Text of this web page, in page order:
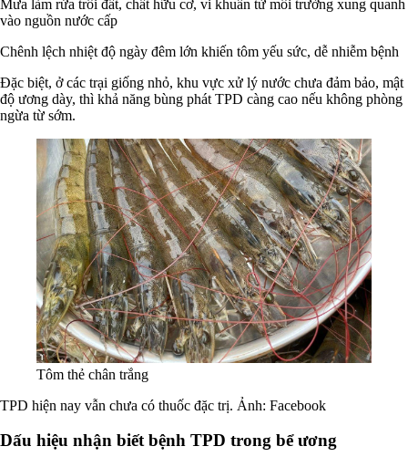
Mưa làm rửa trôi đất, chất hữu cơ, vi khuẩn từ môi trường xung quanh
vào nguồn nước cấp
Chênh lệch nhiệt độ ngày đêm lớn khiến tôm yếu sức, dễ nhiễm bệnh
Đặc biệt, ở các trại giống nhỏ, khu vực xử lý nước chưa đảm bảo, mật
độ ương dày, thì khả năng bùng phát TPD càng cao nếu không phòng
ngừa từ sớm.
Tôm thẻ chân trắng
TPD hiện nay vẫn chưa có thuốc đặc trị. Ảnh: Facebook
Dấu hiệu nhận biết bệnh TPD trong bể ương